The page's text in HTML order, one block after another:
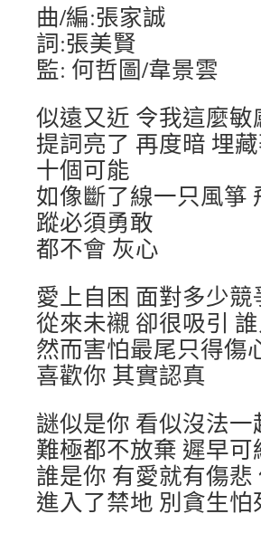
曲/編:張家誠
詞:張美賢
監: 何哲圖/韋景雲
似遠又近 令我這麼敏
提詞亮了 再度暗 埋
十個可能
如像斷了線一只風箏
蹤必須勇敢
都不會 灰心
愛上自困 面對多少競
從來未襯 卻很吸引
然而害怕最尾只得傷
喜歡你 其實認真
謎似是你 看似沒法
難極都不放棄 遲早
誰是你 有愛就有傷
進入了禁地 別貪生